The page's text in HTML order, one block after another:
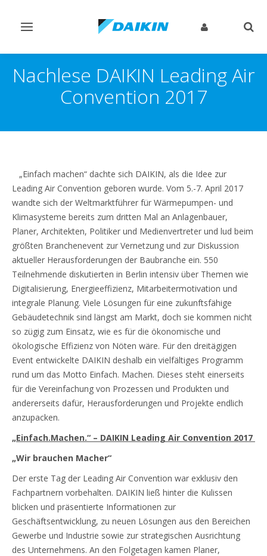
Navigation
Nachlese DAIKIN Leading Air
Convention 2017
„Einfach machen“ dachte sich DAIKIN, als die Idee zur
Leading Air Convention geboren wurde. Vom 5.-7. April 2017
wandte sich der Weltmarktführer für Wärmepumpen- und
Klimasysteme bereits zum dritten Mal an Anlagenbauer,
Planer, Architekten, Politiker und Medienvertreter und lud beim
größten Branchenevent zur Vernetzung und zur Diskussion
aktueller Herausforderungen der Baubranche ein. 550
Teilnehmende diskutierten in Berlin intensiv über Themen wie
Digitalisierung, Energieeffizienz, Mitarbeitermotivation und
integrale Planung. Viele Lösungen für eine zukunftsfähige
Gebäudetechnik sind längst am Markt, doch sie kommen nicht
so zügig zum Einsatz, wie es für die ökonomische und
ökologische Effizienz von Nöten wäre. Für den dreitägigen
Event entwickelte DAIKIN deshalb ein vielfältiges Programm
rund um das Motto Einfach. Machen. Dieses steht einerseits
für die Vereinfachung von Prozessen und Produkten und
andererseits dafür, Herausforderungen und Projekte endlich
anzupacken.
„Einfach.Machen.“ – DAIKIN Leading Air Convention 2017
„Wir brauchen Macher“
Der erste Tag der Leading Air Convention war exklusiv den
Fachpartnern vorbehalten. DAIKIN ließ hinter die Kulissen
blicken und präsentierte Informationen zur
Geschäftsentwicklung, zu neuen Lösungen aus den Bereichen
Gewerbe und Industrie sowie zur strategischen Ausrichtung
des Unternehmens. An den Folgetagen kamen Planer,